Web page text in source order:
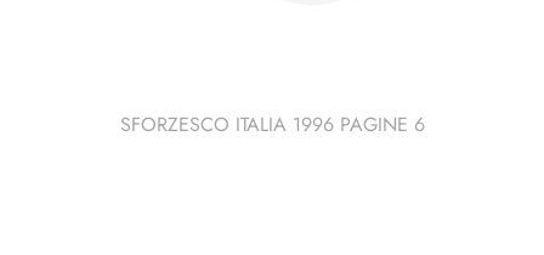
SFORZESCO ITALIA 1996 PAGINE 6